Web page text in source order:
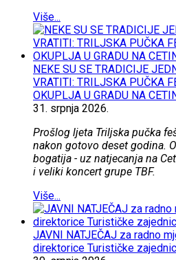
Više...
NEKE SU SE TRADICIJE
VRATITI: TRILJSKA PUČKA
OKUPLJA U GRADU NA
31. srpnja 2026.
Prošlog ljeta Triljska pučka
nakon gotovo deset godina.
bogatija - uz natjecanja na
i veliki koncert grupe TBF.
Više...
JAVNI NATJEČAJ za radno
direktorice Turističke